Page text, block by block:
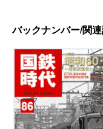
バックナンバー/関